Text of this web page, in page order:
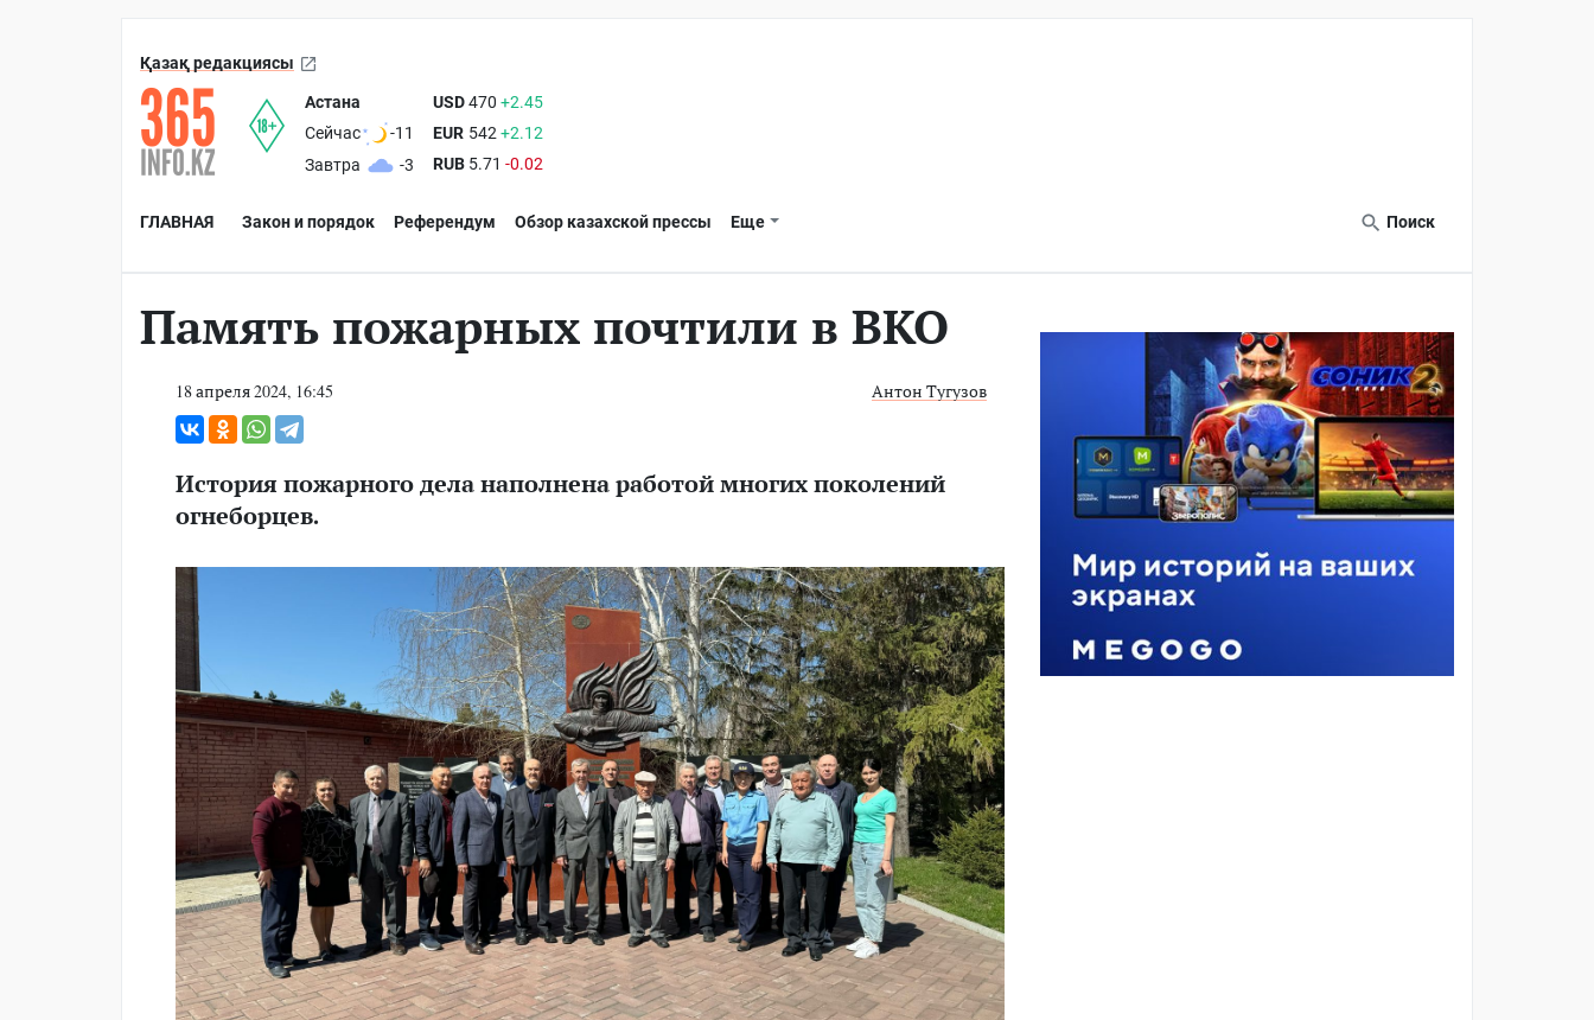
Қазақ редакциясы
Астана
Сейчас
-11
Завтра
-3
USD470 +2.45
EUR 542 +2.12
RUB 5.71 -0.02
ГЛАВНАЯ Закон и порядок Референдум Обзор казахской прессы Еще Поиск
Память пожарных почтили в ВКО
18 апреля 2024, 16:45 Антон Тугузов
История пожарного дела наполнена работой многих поколений
огнеборцев.